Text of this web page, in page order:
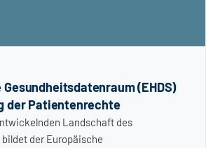
(EHDS)
der Patientenrechte
Landschaft des
der Europäische